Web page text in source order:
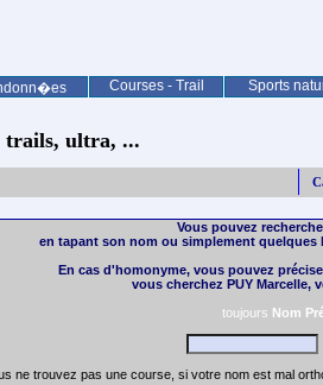
Courses - Trail Sports
trails, ultra, ...
Vous pouvez
en tapant son nom ou simplement quelques
En cas d'homonyme, vous pouvez
vous cherchez PUY Marcelle,
toujours Nom
ne trouvez pas une course, si votre nom est mal